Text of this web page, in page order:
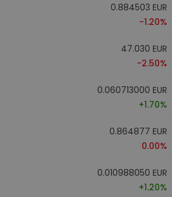
0.884503 EUR
-1.20%
47.030 EUR
-2.50%
0.060713000 EUR
+1.70%
0.864877 EUR
0.00%
0.010988050 EUR
+1.20%